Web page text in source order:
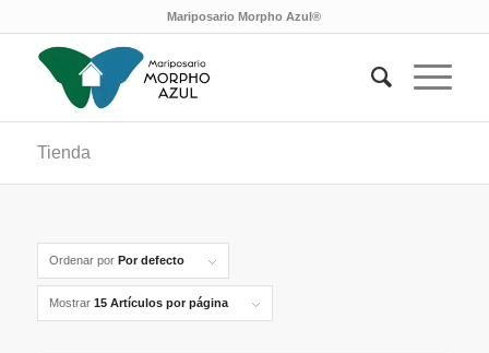
Mariposario Morpho Azul®
Tienda
Ordenar por Por defecto
Mostrar 15 Artículos por página